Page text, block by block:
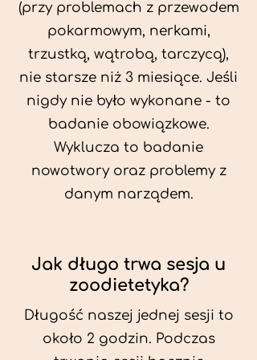
(przy problemach z przewodem
pokarmowym, nerkami,
trzustką, wątrobą, tarczycą),
nie starsze niż 3 miesiące. Jeśli
nigdy nie było wykonane - to
badanie obowiązkowe.
Wyklucza to badanie
nowotwory oraz problemy z
danym narządem.
Jak długo trwa sesja u
zoodietetyka?
Długość naszej jednej sesji to
około 2 godzin. Podczas